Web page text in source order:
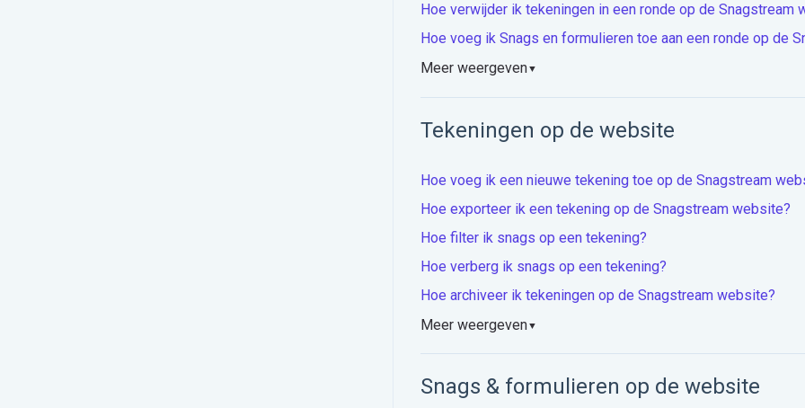
Hoe verwijder ik tekeningen in een ronde op de Snagstream
Hoe voeg ik Snags en formulieren toe aan een ronde op de
Meer weergeven▼
Tekeningen op de website
Hoe voeg ik een nieuwe tekening toe op de Snagstream
Hoe exporteer ik een tekening op de Snagstream website?
Hoe filter ik snags op een tekening?
Hoe verberg ik snags op een tekening?
Hoe archiveer ik tekeningen op de Snagstream website?
Meer weergeven▼
Snags & formulieren op de website